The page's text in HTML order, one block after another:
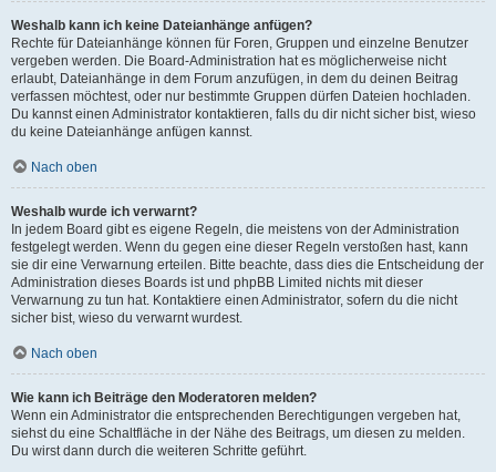
Weshalb kann ich keine Dateianhänge anfügen?
Rechte für Dateianhänge können für Foren, Gruppen und einzelne Benutzer
vergeben werden. Die Board-Administration hat es möglicherweise nicht
erlaubt, Dateianhänge in dem Forum anzufügen, in dem du deinen Beitrag
verfassen möchtest, oder nur bestimmte Gruppen dürfen Dateien hochladen.
Du kannst einen Administrator kontaktieren, falls du dir nicht sicher bist, wieso
du keine Dateianhänge anfügen kannst.
Nach oben
Weshalb wurde ich verwarnt?
In jedem Board gibt es eigene Regeln, die meistens von der Administration
festgelegt werden. Wenn du gegen eine dieser Regeln verstoßen hast, kann
sie dir eine Verwarnung erteilen. Bitte beachte, dass dies die Entscheidung der
Administration dieses Boards ist und phpBB Limited nichts mit dieser
Verwarnung zu tun hat. Kontaktiere einen Administrator, sofern du die nicht
sicher bist, wieso du verwarnt wurdest.
Nach oben
Wie kann ich Beiträge den Moderatoren melden?
Wenn ein Administrator die entsprechenden Berechtigungen vergeben hat,
siehst du eine Schaltfläche in der Nähe des Beitrags, um diesen zu melden.
Du wirst dann durch die weiteren Schritte geführt.